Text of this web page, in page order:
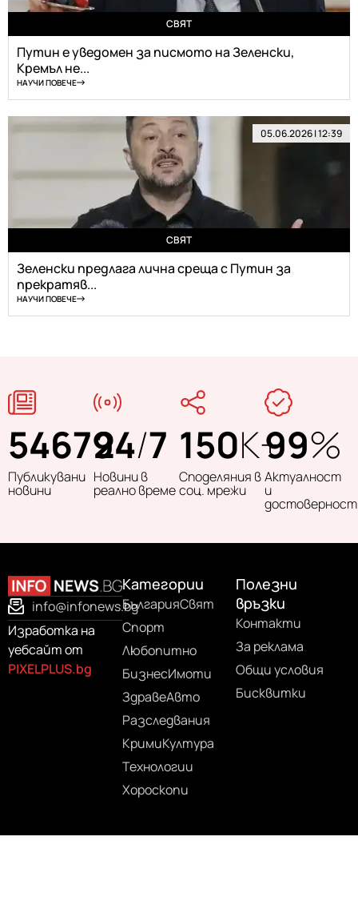
СВЯТ
Путин е уведомен за писмото на Зеленски,
Кремъл не...
НАУЧИ ПОВЕЧЕ
05.06.2026 | 12:39
СВЯТ
Зеленски предлага лична среща с Путин за
прекратяв...
НАУЧИ ПОВЕЧЕ
54679
Публикувани
новини
24/7
Новини в
реално време
150K+
Споделяния в
соц. мрежи
99%
Актуалност
и
достоверност
info@infonews.bg
Изработка на
уебсайт от
PIXELPLUS.bg
Категории
БългарияСвят
Спорт
Любопитно
БизнесИмоти
ЗдравеАвто
Разследвания
КримиКултура
Технологии
Хороскопи
Полезни
връзки
Контакти
За реклама
Общи условия
Бисквитки